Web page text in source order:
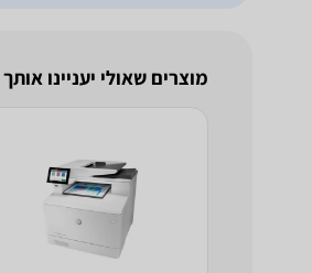
מוצרים שאולי יעניינו אותך